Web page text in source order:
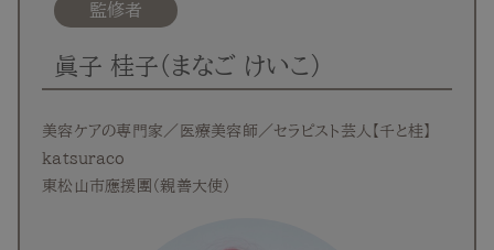
監修者
眞子 桂子（まなご けいこ）
美容ケアの専門家／医療美容師／セラピスト芸人【千と桂】
katsuraco
東松山市應援團（親善大使）